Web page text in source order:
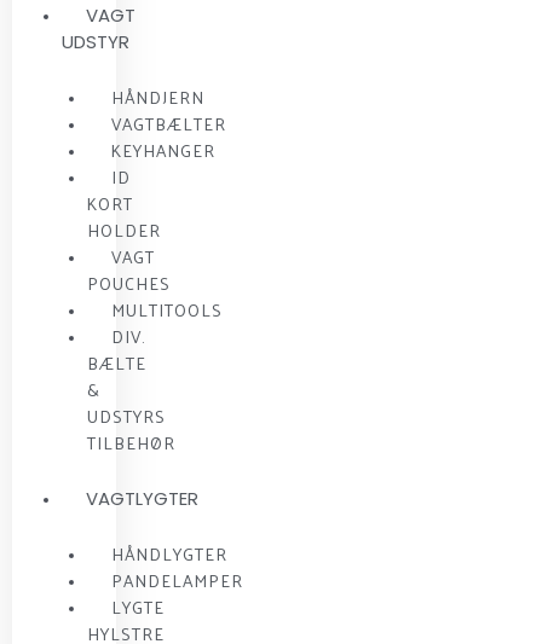
VAGT
UDSTYR
HÅNDJERN
VAGTBÆLTER
KEYHANGER
ID
KORT
HOLDER
VAGT
POUCHES
MULTITOOLS
DIV.
BÆLTE
&
UDSTYRS
TILBEHØR
VAGTLYGTER
HÅNDLYGTER
PANDELAMPER
LYGTE
HYLSTRE